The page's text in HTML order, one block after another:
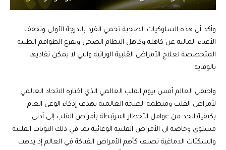
وأكد أن هذه السلوكيات الصحية تحمي الفرد بالدرجة الأولى وتخفف
الأعباء المالية عن كاهله وكاهل النظام الصحي وتفرغ الطواقم الطبية
المتخصصة لعلاج الأمراض القلبية الوراثية والتي لا يمكن تفاديها
بالوقاية.
واحتفل العالم أمس بيوم القلب العالمي الذي اختاره الاتحاد العالمي
لأمراض القلب ومنظمة الصحة العالمية بهدف إذكاء الوعي العام
بكيفية الحد من عوامل الأخطار المرتبطة بأمراض القلب إلى أدنى
مستوى وخاصة ان الأمراض القلبية الوعائية بما في ذلك النوبات القلبية
والسكتات الدماغية تصنف كأهم الأمراض الفتاكة في العالم إذ يذهب